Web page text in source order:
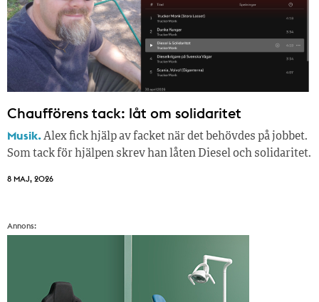
Chaufförens tack: låt om solidaritet
Musik.Alex fick hjälp av facket när det behövdes på jobbet.
Som tack för hjälpen skrev han låten Diesel och solidaritet.
8 MAJ, 2026
Annons: